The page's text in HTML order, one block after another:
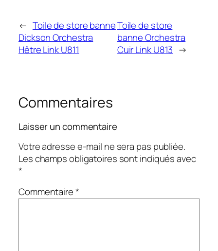
← Toile de store banne
Dickson Orchestra
Hêtre Link U811
Toile de store
banne Orchestra
Cuir Link U813 →
Commentaires
Laisser un commentaire
Votre adresse e-mail ne sera pas publiée.
Les champs obligatoires sont indiqués avec
*
Commentaire*